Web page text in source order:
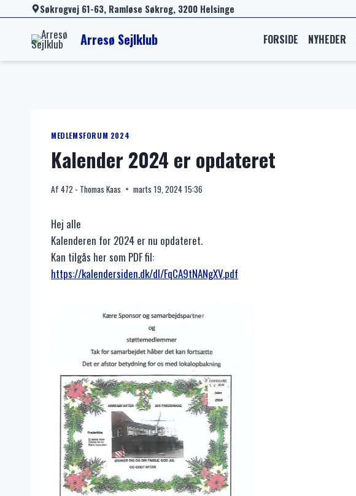
Søkrogvej 61-63, Ramløse Søkrog, 3200 Helsinge
Arresø Sejlklub FORSIDE NYHEDER
MEDLEMSFORUM 2024
Kalender 2024 er opdateret
Af 472 - Thomas Kaas marts 19, 2024 15:36
Hej alle
Kalenderen for 2024 er nu opdateret.
Kan tilgås her som PDF fil:
https://kalendersiden.dk/dl/FqCA9tNANgXV.pdf